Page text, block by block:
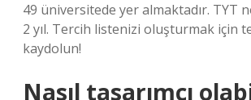
49 üniversitede yer almaktadır. TYT
2 yıl. Tercih listenizi oluşturmak için
kaydolun!
Nasıl tasarımcı